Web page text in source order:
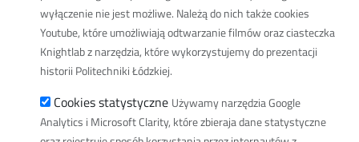
wyłączenie nie jest możliwe. Należą do nich także cookies
Youtube, które umożliwiają odtwarzanie filmów oraz ciasteczka
Knightlab z narzędzia, które wykorzystujemy do prezentacji
historii Politechniki Łódzkiej.
Cookies statystyczne Używamy narzędzia Google
Analytics i Microsoft Clarity, które zbieraja dane statystyczne
Inicjatywa Doskonałości Uczelnia Badawcza
BIP
Klauzula RODO
Polityka prywatności
Deklaracja dostępności cyfrowej